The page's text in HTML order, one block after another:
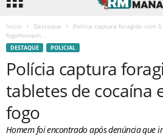
Início Destaque
Polícia captura foragido com
fogoHomem...
DESTAQUE POLICIAL
Polícia captura
tabletes de cocaína
fogo
Homem foi encontrado após denúncia que